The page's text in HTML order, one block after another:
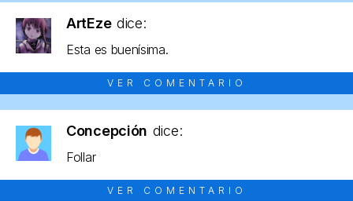
ArtEze dice:
Esta es buenísima.
VER COMENTARIO
Concepción dice:
Follar
VER COMENTARIO